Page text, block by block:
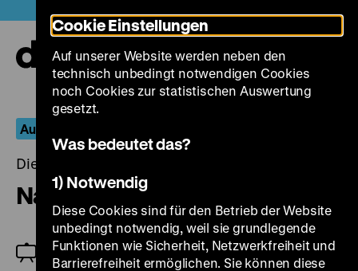
zum
Seiteninhalt
springen
Aus dem Fernseharchiv
Dienstag, 28. März 2023, 19.00 Uhr
Nachkommenschaft
Jan Gympel
Cookie Einstellungen
Auf unserer Website werden neben den
technisch unbedingt notwendigen Cookies
noch Cookies zur statistischen Auswertung
gesetzt.
Was bedeutet das?
1) Notwendig
Diese Cookies sind für den Betrieb der Website
unbedingt notwendig, weil sie grundlegende
Funktionen wie Sicherheit, Netzwerkfreiheit und
Barrierefreiheit ermöglichen. Sie können diese